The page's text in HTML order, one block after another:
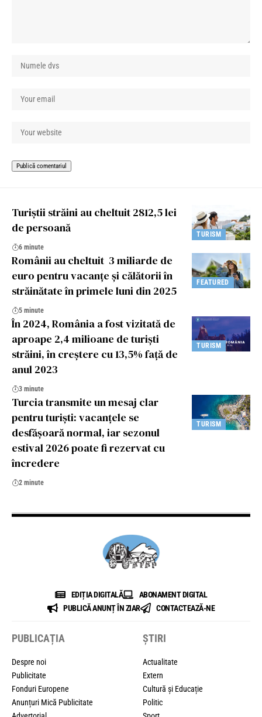
TURISM
Turiștii străini au cheltuit 2812,5 lei
de persoană
6 minute
FEATURED
Românii au cheltuit 3 miliarde de
euro pentru vacanțe și călătorii în
străinătate în primele luni din 2025
5 minute
TURISM
În 2024, România a fost vizitată de
aproape 2,4 milioane de turiști
străini, în creștere cu 13,5% față de
anul 2023
3 minute
TURISM
Turcia transmite un mesaj clar
pentru turiști: vacanțele se
desfășoară normal, iar sezonul
estival 2026 poate fi rezervat cu
încredere
2 minute
EDIȚIA DIGITALĂ
ABONAMENT DIGITAL
PUBLICĂ ANUNȚ ÎN ZIAR
CONTACTEAZĂ-NE
PUBLICAȚIA
Despre noi
Publicitate
Fonduri Europene
Anunțuri Mică Publicitate
ȘTIRI
Actualitate
Extern
Cultură și Educație
Politic